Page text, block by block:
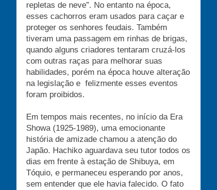
repletas de neve”. No entanto na época,
esses cachorros eram usados para caçar e
proteger os senhores feudais. Também
tiveram uma passagem em rinhas de brigas,
quando alguns criadores tentaram cruzá-los
com outras raças para melhorar suas
habilidades, porém na época houve alteração
na legislação e felizmente esses eventos
foram proibidos.
Em tempos mais recentes, no início da Era
Showa (1925-1989), uma emocionante
história de amizade chamou a atenção do
Japão. Hachiko aguardava seu tutor todos os
dias em frente à estação de Shibuya, em
Tóquio, e permaneceu esperando por anos,
sem entender que ele havia falecido. O fato